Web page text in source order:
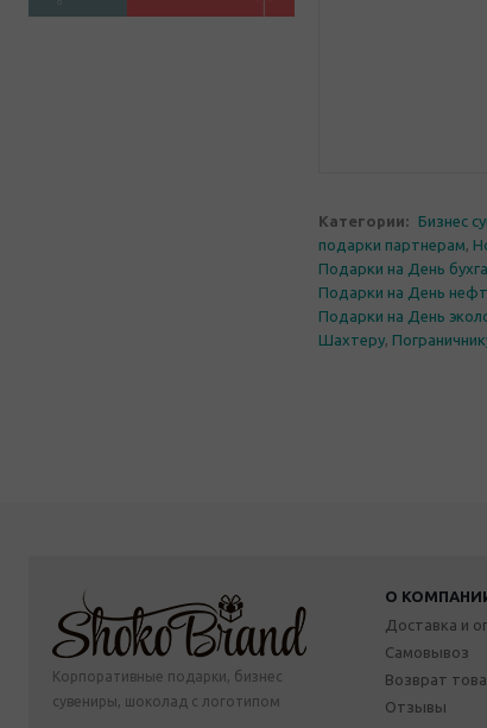
Категории: Бизнес
подарки партнерам,
Подарки на День
Подарки на День
Подарки на День
Шахтеру,
Корпоративные подарки, бизнес
сувениры, шоколад с логотипом
О
Доставка и
Самовывоз
Возврат
Отзывы